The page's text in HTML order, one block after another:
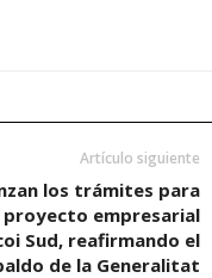
Artículo siguiente
los trámites para
proyecto empresarial
Sud, reafirmando el
de la Generalitat